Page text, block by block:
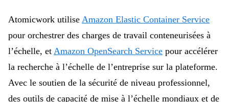
Atomicwork utilise Amazon Elastic Container Service
pour orchestrer des charges de travail conteneurisées à
l’échelle, et Amazon OpenSearch Service pour accélérer
la recherche à l’échelle de l’entreprise sur la plateforme.
Avec le soutien de la sécurité de niveau professionnel,
des outils de capacité de mise à l’échelle mondiaux et de